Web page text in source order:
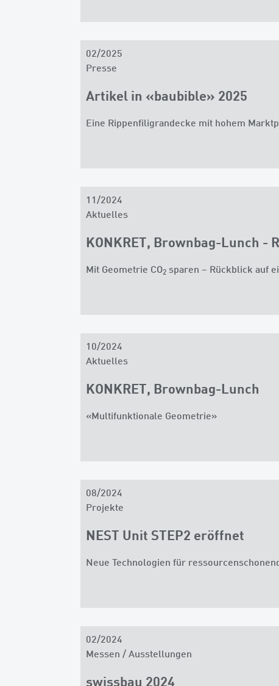
02/2025
Presse
Artikel in «baubible» 2025
Eine Rippenfiligrandecke mit hohem
11/2024
Aktuelles
KONKRET, Brownbag-Lunch -
Mit Geometrie CO2 sparen – Rückblick auf
10/2024
Aktuelles
KONKRET, Brownbag-Lunch
«Multifunktionale Geometrie»
08/2024
Projekte
NEST Unit STEP2 eröffnet
Neue Technologien für
02/2024
Messen / Ausstellungen
swissbau 2024